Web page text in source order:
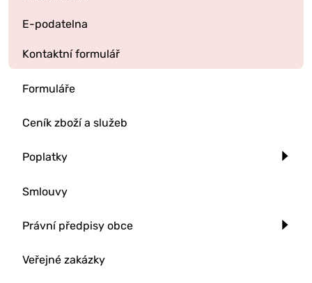
E-podatelna
Kontaktní formulář
Formuláře
Ceník zboží a služeb
Poplatky
Smlouvy
Právní předpisy obce
Veřejné zakázky